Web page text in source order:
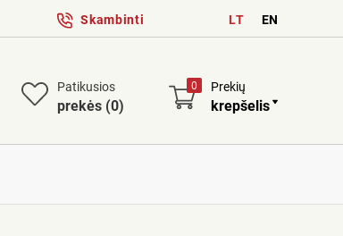
Skambinti LT EN
Patikusios
prekės (0)
0 Prekių
krepšelis